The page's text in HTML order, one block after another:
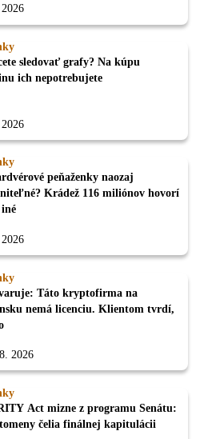
sledovať grafy? Na kúpu
ich nepotrebujete
peňaženky naozaj
Krádež 116 miliónov hovorí
Táto kryptofirma na
nemá licenciu. Klientom tvrdí,
2026
Act mizne z programu Senátu:
čelia finálnej kapitulácii